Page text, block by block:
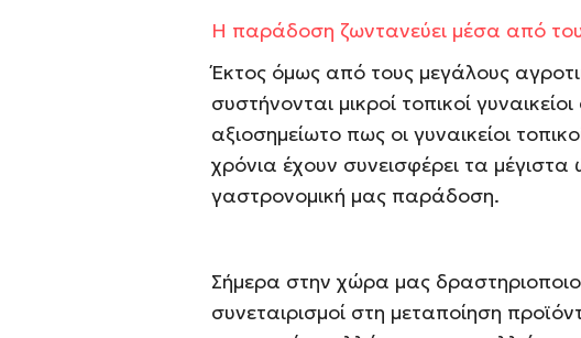
Η παράδοση ζωντανεύει μέσα από
Έκτος όμως από τους μεγάλους
συστήνονται μικροί τοπικοί
αξιοσημείωτο πως οι γυναικείοι
χρόνια έχουν συνεισφέρει τα
γαστρονομική μας παράδοση.
Σήμερα στην χώρα μας
συνεταιρισμοί στη μεταποίηση